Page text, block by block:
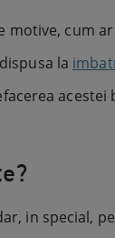
cum
la
acestei
in special,